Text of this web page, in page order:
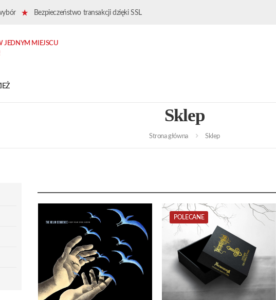
Bezpieczeństwo transakcji dzięki SSL
JEDNYM MIEJSCU
Sklep
Strona główna Sklep
POLECANE